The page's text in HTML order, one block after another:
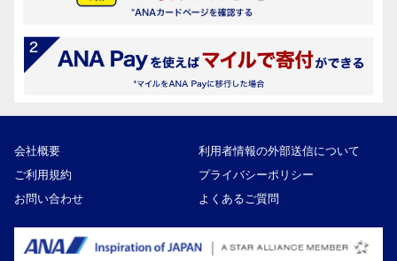
会社概要
利用者情報の外部送信について
ご利用規約
プライバシーポリシー
お問い合わせ
よくあるご質問